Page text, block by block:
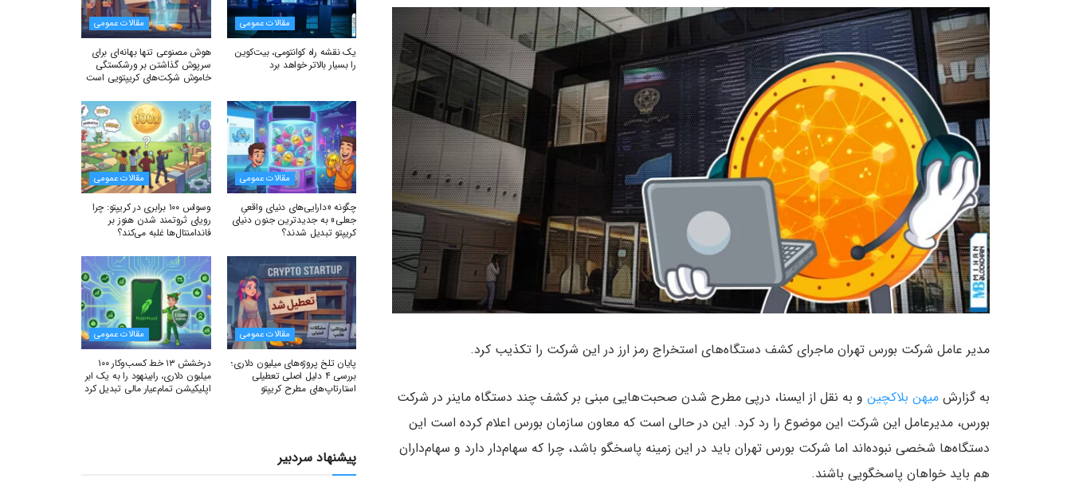
مدیر عامل شرکت بورس تهران ماجرای کشف دستگاه‌های استخراج رمز ارز در این شرکت را تکذیب کرد.
به گزارش میهن بلاکچین و به نقل از ایسنا، درپی مطرح شدن صحبت‌هایی مبنی بر کشف چند دستگاه ماینر در شرکت
بورس، مدیرعامل این شرکت این موضوع را رد کرد. این در حالی است که معاون سازمان بورس اعلام کرده است این
دستگاه‌ها شخصی نبوده‌اند اما شرکت بورس تهران باید در این زمینه پاسخگو باشد، چرا که سهام‌دار دارد و سهام‌داران
هم باید خواهان پاسخگویی باشند.
مقالات عمومی
یک نقشه راه کوانتومی، بیت‌کوین
را بسیار بالاتر خواهد برد
مقالات عمومی
هوش مصنوعی تنها بهانه‌ای برای
سرپوش گذاشتن بر ورشکستگی
خاموش شرکت‌های کریپتویی است
مقالات عمومی
چگونه «دارایی‌های دنیای واقعیِ
جعلی» به جدیدترین جنون دنیای
کریپتو تبدیل شدند؟
مقالات عمومی
وسواس ۱۰۰ برابری در کریپتو: چرا
رویای ثروتمند شدن هنوز بر
فاندامنتال‌ها غلبه می‌کند؟
مقالات عمومی
پایان تلخ پروژه‌های میلیون دلاری؛
بررسی ۴ دلیل اصلی تعطیلی
استارتاپ‌های مطرح کریپتو
مقالات عمومی
درخشش ۱۳ خط کسب‌وکار ۱۰۰
میلیون دلاری، رابینهود را به یک ابر
اپلیکیشن تمام‌عیار مالی تبدیل کرد
پیشنهاد سردبیر